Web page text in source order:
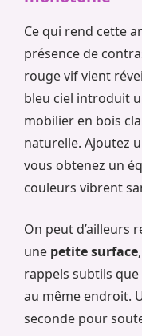
Ce qui rend cette
présence de
rouge vif vient
bleu ciel introduit
mobilier en bois
naturelle. Ajoutez
vous obtenez un
couleurs vibrent
On peut d’ailleurs
une petite surface
rappels subtils
au même endroit.
seconde pour